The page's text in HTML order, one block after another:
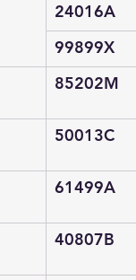
24016A
99899X
85202M
50013C
61499A
40807B